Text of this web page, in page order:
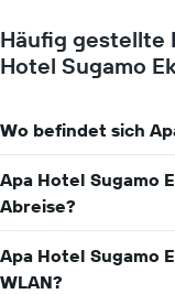
Achse,
die
Zimmerpreis
anzeigt
Häufig gestellte
Hotel Sugamo
Wo befindet sich
Apa Hotel Sugamo
Abreise?
Apa Hotel Sugamo
WLAN?